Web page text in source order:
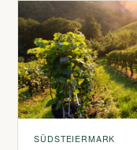
SÜDSTEIERMARK